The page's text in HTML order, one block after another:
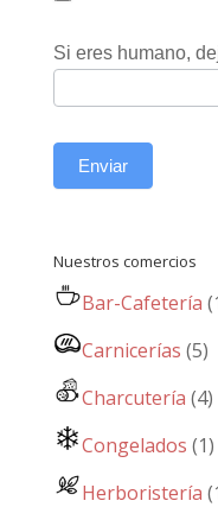
Si eres humano,
Enviar
Nuestros comercios
Bar-Cafetería
Carnicerías (5)
Charcutería (4)
Congelados (1)
Herboristería